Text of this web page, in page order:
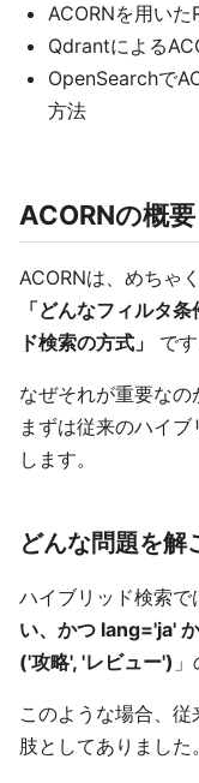
ACORNを用いた
Qdrantによる
OpenSearchで
方法
ACORNの概要
ACORNは、めちゃ
「どんなフィルタ
ド検索の方式」
です
なぜそれが重要なの
まずは従来のハイ
します。
どんな問題を解
ハイブリッド検索
い、かつ lang='ja'
('攻略', 'レビュー')
このような場合、
肢としてありました。